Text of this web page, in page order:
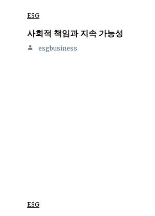
ESG
사회적 책임과 지속 가능성
esgbusiness
ESG